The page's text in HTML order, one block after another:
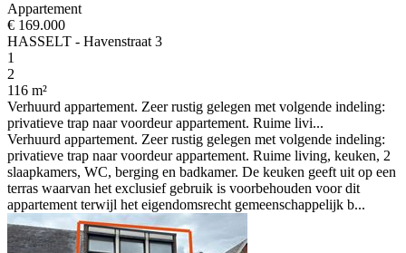
Appartement
€ 169.000
HASSELT - Havenstraat 3
1
2
116 m²
Verhuurd appartement. Zeer rustig gelegen met volgende indeling:
privatieve trap naar voordeur appartement. Ruime livi...
Verhuurd appartement. Zeer rustig gelegen met volgende indeling:
privatieve trap naar voordeur appartement. Ruime living, keuken, 2
slaapkamers, WC, berging en badkamer. De keuken geeft uit op een
terras waarvan het exclusief gebruik is voorbehouden voor dit
appartement terwijl het eigendomsrecht gemeenschappelijk b...